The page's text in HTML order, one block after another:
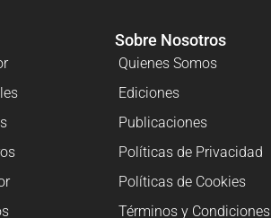
Sobre Nosotros
Quienes Somos
Ediciones
Publicaciones
Políticas de Privacidad
Políticas de Cookies
Términos y Condiciones